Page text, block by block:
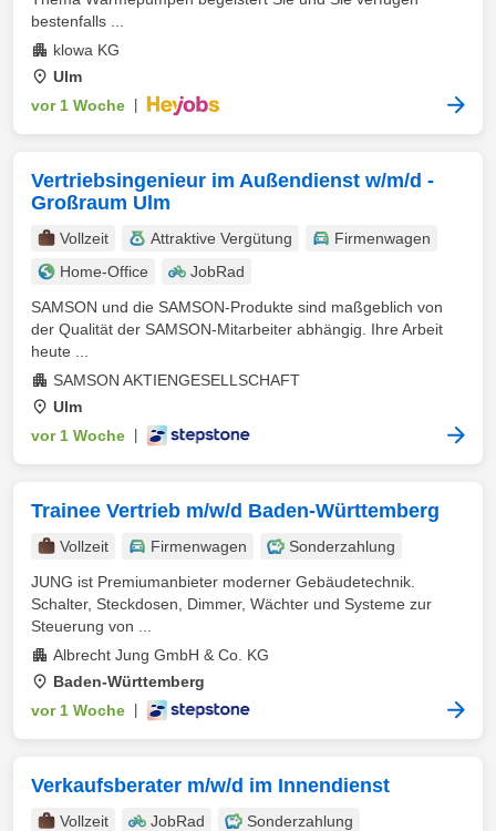
bestenfalls ...
klowa KG
Ulm
vor 1 Woche
Vertriebsingenieur im Außendienst w/m/d -
Großraum Ulm
Vollzeit Attraktive Vergütung
Firmenwagen
Home-Office
JobRad
SAMSON und die SAMSON-Produkte sind maßgeblich von
der Qualität der SAMSON-Mitarbeiter abhängig. Ihre Arbeit
heute ...
SAMSON AKTIENGESELLSCHAFT
Ulm
vor 1 Woche
Trainee Vertrieb m/w/d Baden-Württemberg
Vollzeit Firmenwagen
Sonderzahlung
JUNG ist Premiumanbieter moderner Gebäudetechnik.
Schalter, Steckdosen, Dimmer, Wächter und Systeme zur
Steuerung von ...
Albrecht Jung GmbH & Co. KG
Baden-Württemberg
vor 1 Woche
Verkaufsberater m/w/d im Innendienst
Vollzeit JobRad
Sonderzahlung